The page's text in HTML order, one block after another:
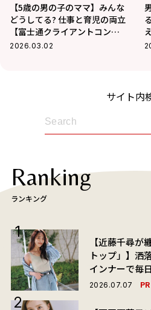
【5歳の男の子のママ】みんな
どうしてる? 仕事と育児の両立
【富士通クライアントコンピ
ューティング株式会社】
2026.03.02
サイト内
Ranking
ランキング
【近藤千尋が
トップ」】洒
インナーで毎
2026.07.07 PR